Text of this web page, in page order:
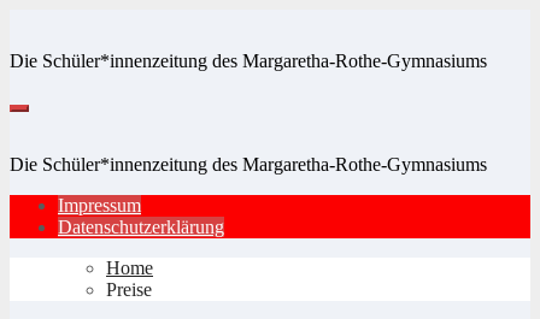
springen
Die Schüler*innenzeitung des Margaretha-Rothe-Gymnasiums
Die Schüler*innenzeitung des Margaretha-Rothe-Gymnasiums
Impressum
Datenschutzerklärung
Home
Preise